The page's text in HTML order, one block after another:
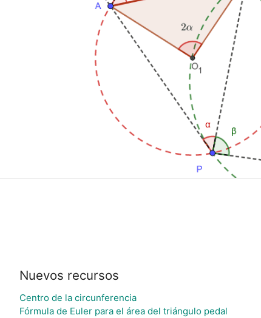
Nuevos recursos
Centro de la circunferencia
Fórmula de Euler para el área del triángulo pedal